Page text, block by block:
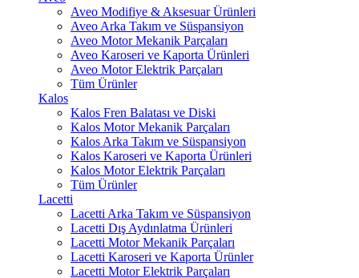
Aveo Modifiye & Aksesuar Ürünleri
Aveo Arka Takım ve Süspansiyon
Aveo Motor Mekanik Parçaları
Aveo Karoseri ve Kaporta Ürünleri
Aveo Motor Elektrik Parçaları
Tüm Ürünler
Kalos
Kalos Fren Balatası ve Diski
Kalos Motor Mekanik Parçaları
Kalos Arka Takım ve Süspansiyon
Kalos Karoseri ve Kaporta Ürünleri
Kalos Motor Elektrik Parçaları
Tüm Ürünler
Lacetti
Lacetti Arka Takım ve Süspansiyon
Lacetti Dış Aydınlatma Ürünleri
Lacetti Motor Mekanik Parçaları
Lacetti Karoseri ve Kaporta Ürünler
Lacetti Motor Elektrik Parçaları